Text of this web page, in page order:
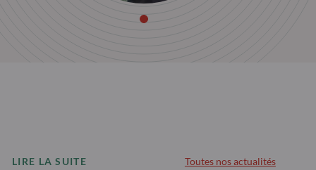
LIRE LA SUITE Toutes nos actualités